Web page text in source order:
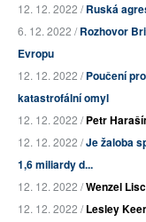
12. 12. 2022 /Ruská
6. 12. 2022 /Rozhovor
Evropu
12. 12. 2022 /Poučení
katastrofální omyl
12. 12. 2022 /Petr
12. 12. 2022 /Je žaloba
1,6 miliardy d...
12. 12. 2022 /Wenzel
12. 12. 2022 /Lesley